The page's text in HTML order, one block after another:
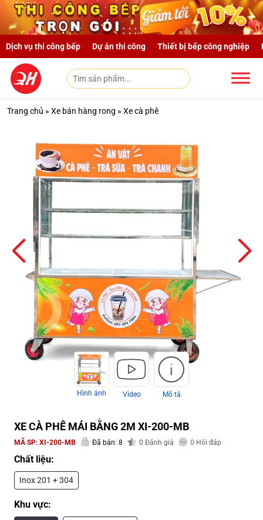
Skip to main content
Dịch vụ thi công bếp Dự án thi công Thiết bị bếp công nghiệp
Trang chủ » Xe bán hàng rong » Xe cà phê
Hình ảnh Video Mô tả
XE CÀ PHÊ MÁI BẰNG 2M XI-200-MB
MÃ SP: XI-200-MB Đã bán: 8 0 Đánh giá 0 Hỏi đáp
Chất liệu:
Inox 201 + 304
Khu vực: